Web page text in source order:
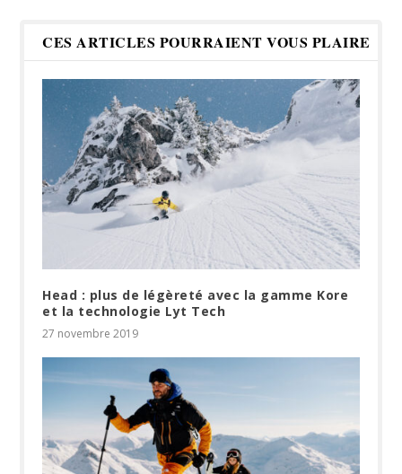
CES ARTICLES POURRAIENT VOUS PLAIRE
Head : plus de légèreté avec la gamme Kore
et la technologie Lyt Tech
27 novembre 2019